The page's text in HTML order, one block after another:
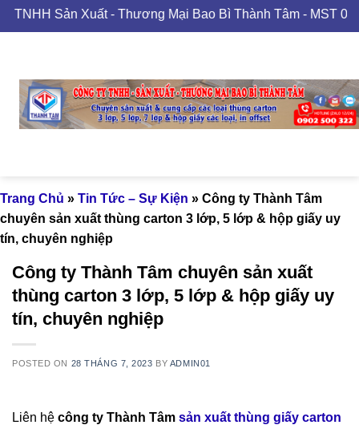
Skip
to
Sản Xuất - Thương Mại Bao Bì Thành Tâm - MST
Trang Chủ » Tin Tức – Sự Kiện » Công ty Thành Tâm
chuyên sản xuất thùng carton 3 lớp, 5 lớp & hộp giấy uy
tín, chuyên nghiệp
Công ty Thành Tâm chuyên sản xuất
thùng carton 3 lớp, 5 lớp & hộp giấy uy
tín, chuyên nghiệp
POSTED ON 28 THÁNG 7, 2023 BY ADMIN01
Liên hệ công ty Thành Tâm sản xuất thùng giấy carton